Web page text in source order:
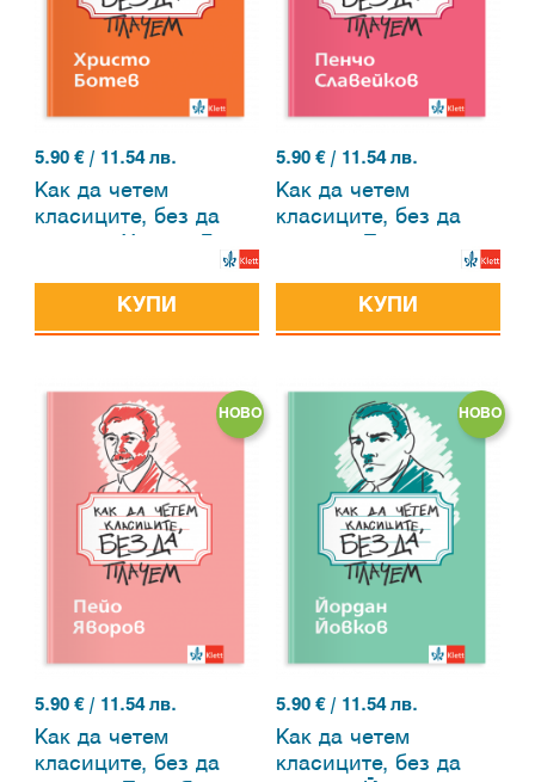
5.90 € / 11.54 лв.
Как да четем
класиците, без да
КУПИ
5.90€ / 11.54 лв.
Как да четем
класиците, без да
КУПИ
НОВО
5.90 € / 11.54 лв.
Как да четем
класиците, без да
НОВО
5.90€ / 11.54 лв.
Как да четем
класиците, без да